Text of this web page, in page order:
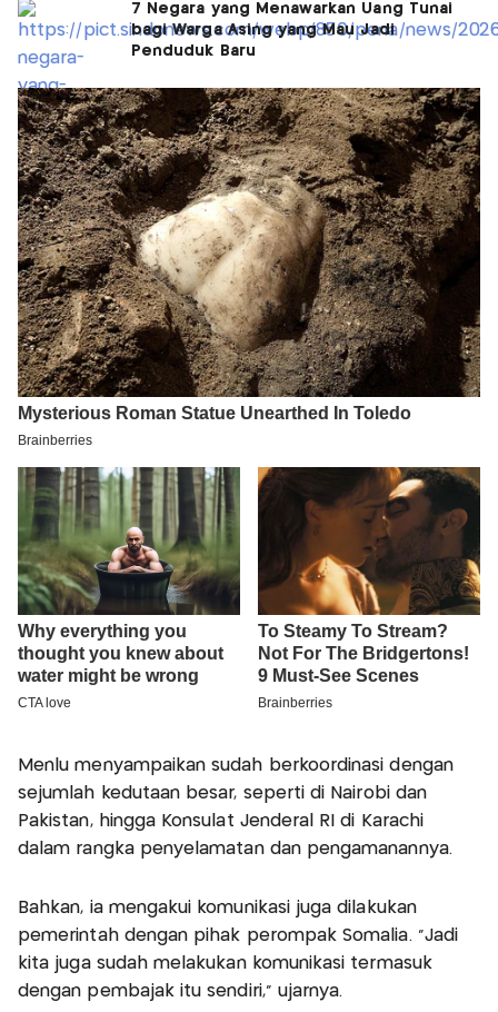
7 Negara yang Menawarkan Uang Tunai
bagi Warga Asing yang Mau Jadi
Penduduk Baru
Menlu menyampaikan sudah berkoordinasi dengan
sejumlah kedutaan besar, seperti di Nairobi dan
Pakistan, hingga Konsulat Jenderal RI di Karachi
dalam rangka penyelamatan dan pengamanannya.
Bahkan, ia mengakui komunikasi juga dilakukan
pemerintah dengan pihak perompak Somalia. "Jadi
kita juga sudah melakukan komunikasi termasuk
dengan pembajak itu sendiri," ujarnya.